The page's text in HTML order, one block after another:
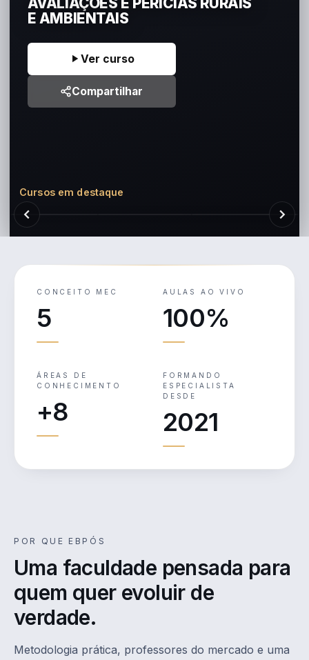
E AMBIENTAIS
Ver curso
Compartilhar
Cursos em destaque
CONCEITO MEC
5
AULAS AO VIVO
100%
ÁREAS DE
CONHECIMENTO
+8
FORMANDO
ESPECIALISTA
DESDE
2021
POR QUE EBPÓS
Uma faculdade pensada para
quem quer evoluir de
verdade.
Metodologia prática, professores do mercado e uma